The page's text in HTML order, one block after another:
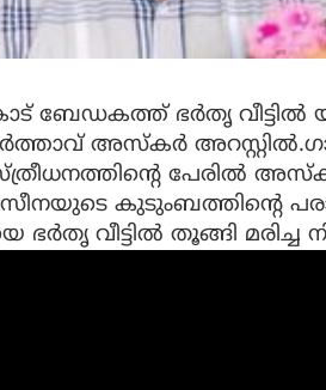
ബേഡകത്ത് ഭർതൃ
അസ്കർ
പേരിൽ
കുടുംബത്തിന്റെ
ഭർതൃ വീട്ടിൽ തൂങ്ങി